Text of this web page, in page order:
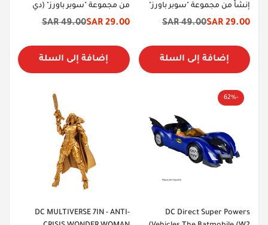
إنشاً من مجموعة "سوبر باورز"
(دي سي دايركت)
سعر
29.00 SAR
السعر
49.00 SAR
إضافة إلى السلة
من مجموعة "سوبر باورز" (دي
سي ريبيرث) من دي سي دايركت.
سعر
29.00 SAR
السعر
49.00 SAR
إضافة إلى السلة
-62%
DC Direct Super Powers
DC MULTIVERSE 7IN - ANTI-